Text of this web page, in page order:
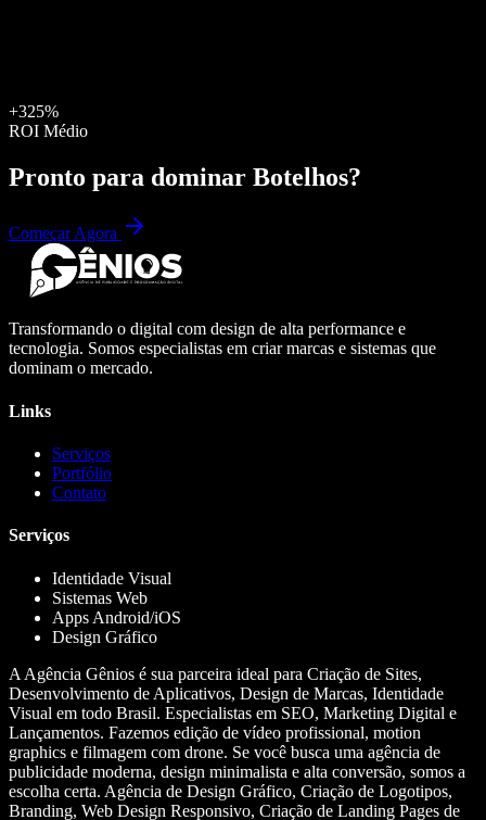
+325%
ROI Médio
Pronto para dominar Botelhos?
Começar Agora
Transformando o digital com design de alta performance e
tecnologia. Somos especialistas em criar marcas e sistemas que
dominam o mercado.
Links
Serviços
Portfólio
Contato
Serviços
Identidade Visual
Sistemas Web
Apps Android/iOS
Design Gráfico
A Agência Gênios é sua parceira ideal para Criação de Sites,
Desenvolvimento de Aplicativos, Design de Marcas, Identidade
Visual em todo Brasil. Especialistas em SEO, Marketing Digital e
Lançamentos. Fazemos edição de vídeo profissional, motion
graphics e filmagem com drone. Se você busca uma agência de
publicidade moderna, design minimalista e alta conversão, somos a
escolha certa. Agência de Design Gráfico, Criação de Logotipos,
Branding, Web Design Responsivo, Criação de Landing Pages de